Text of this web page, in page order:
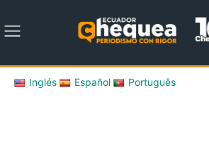
Inglés Español Português